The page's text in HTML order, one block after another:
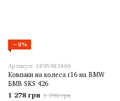
−8%
Артикул: 1895983866
Ковпаки на колеса r16 на BMW
БМВ SKS 426
1 278 грн 1 390 грн